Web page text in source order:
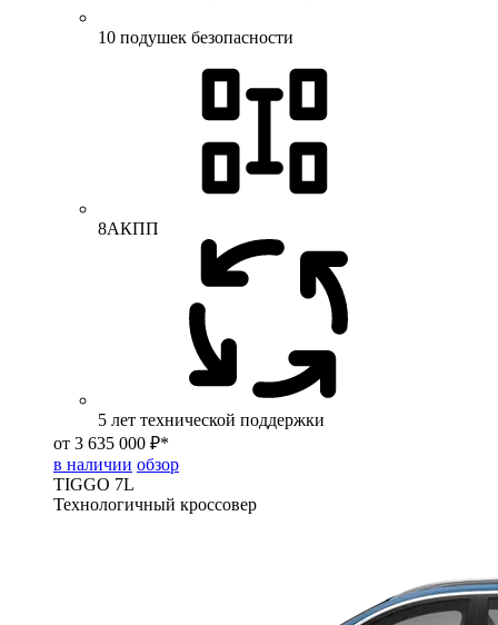
10 подушек безопасности
8АКПП
5 лет технической поддержки
от 3 635 000 ₽*
в наличии обзор
TIGGO 7L
Технологичный кроссовер